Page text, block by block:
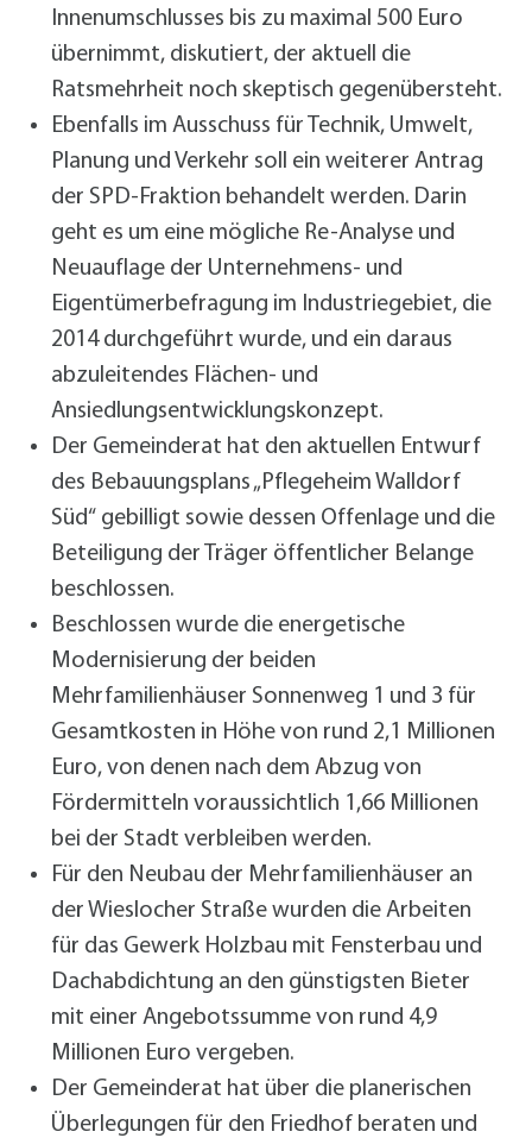
Innenumschlusses bis zu maximal 500 Euro
übernimmt, diskutiert, der aktuell die
Ratsmehrheit noch skeptisch gegenübersteht.
Ebenfalls im Ausschuss für Technik, Umwelt,
Planung und Verkehr soll ein weiterer Antrag
der SPD-Fraktion behandelt werden. Darin
geht es um eine mögliche Re-Analyse und
Neuauflage der Unternehmens- und
Eigentümerbefragung im Industriegebiet, die
2014 durchgeführt wurde, und ein daraus
abzuleitendes Flächen- und
Ansiedlungsentwicklungskonzept.
Der Gemeinderat hat den aktuellen Entwurf
des Bebauungsplans „Pflegeheim Walldorf
Süd“ gebilligt sowie dessen Offenlage und die
Beteiligung der Träger öffentlicher Belange
beschlossen.
Beschlossen wurde die energetische
Modernisierung der beiden
Mehrfamilienhäuser Sonnenweg 1 und 3 für
Gesamtkosten in Höhe von rund 2,1 Millionen
Euro, von denen nach dem Abzug von
Fördermitteln voraussichtlich 1,66 Millionen
bei der Stadt verbleiben werden.
Für den Neubau der Mehrfamilienhäuser an
der Wieslocher Straße wurden die Arbeiten
für das Gewerk Holzbau mit Fensterbau und
Dachabdichtung an den günstigsten Bieter
mit einer Angebotssumme von rund 4,9
Millionen Euro vergeben.
Der Gemeinderat hat über die planerischen
Überlegungen für den Friedhof beraten und